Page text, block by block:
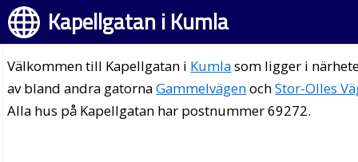
Kapellgatan i Kumla
Välkommen till Kapellgatan i Kumlasom ligger i
av bland andra gatornaGammelvägenochStor-Olles
Alla hus på Kapellgatan har postnummer 69272.